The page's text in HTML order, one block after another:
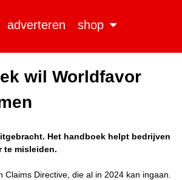
adverteren shop
wil Worldfavor
Het handboek helpt bedrijven
te misleiden.
Directive, die al in 2024 kan ingaan.